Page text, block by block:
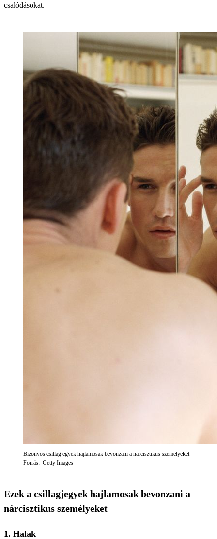
csalódásokat.
Bizonyos csillagjegyek hajlamosak bevonzani a nárcisztikus személyeket
Forrás: Getty Images
Ezek a csillagjegyek hajlamosak bevonzani a
nárcisztikus személyeket
1. Halak